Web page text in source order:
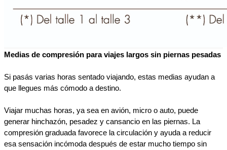
Medias de compresión para viajes largos sin piernas pesadas
Si pasás varias horas sentado viajando, estas medias ayudan a
que llegues más cómodo a destino.
Viajar muchas horas, ya sea en avión, micro o auto, puede
generar hinchazón, pesadez y cansancio en las piernas. La
compresión graduada favorece la circulación y ayuda a reducir
esa sensación incómoda después de estar mucho tiempo sin